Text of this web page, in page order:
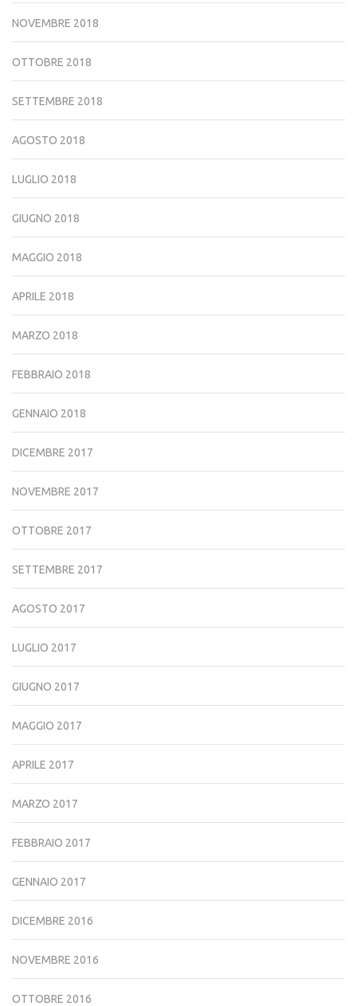
NOVEMBRE 2018
OTTOBRE 2018
SETTEMBRE 2018
AGOSTO 2018
LUGLIO 2018
GIUGNO 2018
MAGGIO 2018
APRILE 2018
MARZO 2018
FEBBRAIO 2018
GENNAIO 2018
DICEMBRE 2017
NOVEMBRE 2017
OTTOBRE 2017
SETTEMBRE 2017
AGOSTO 2017
LUGLIO 2017
GIUGNO 2017
MAGGIO 2017
APRILE 2017
MARZO 2017
FEBBRAIO 2017
GENNAIO 2017
DICEMBRE 2016
NOVEMBRE 2016
OTTOBRE 2016